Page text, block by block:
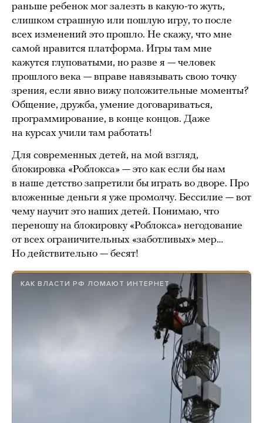
раньше ребенок мог залезть в какую-то жуть,
слишком страшную или пошлую игру, то после
всех изменений это прошло. Не скажу, что мне
самой нравится платформа. Игры там мне
кажутся глуповатыми, но разве я — человек
прошлого века — вправе навязывать свою точку
зрения, если явно вижу положительные моменты?
Общение, дружба, умение договариваться,
программирование, в конце концов. Даже
на курсах учили там работать!
Для современных детей, на мой взгляд,
блокировка «Роблокса» — это как если бы нам
в наше детство запретили бы играть во дворе. Про
вложенные деньги я уже промолчу. Бессилие — вот
чему научит это наших детей. Понимаю, что
переношу на блокировку «Роблокса» негодование
от всех ограничительных «заботливых» мер…
Но действительно — бесят!
КАК ВЛАСТИ РФ ЛОМАЮТ ИНТЕРНЕТ